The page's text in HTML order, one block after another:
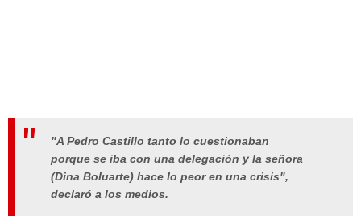
"A Pedro Castillo tanto lo cuestionaban
porque se iba con una delegación y la señora
(Dina Boluarte) hace lo peor en una crisis",
declaró a los medios.